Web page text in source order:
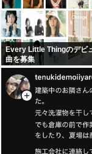
Every Little Thingのデビ
曲を募集